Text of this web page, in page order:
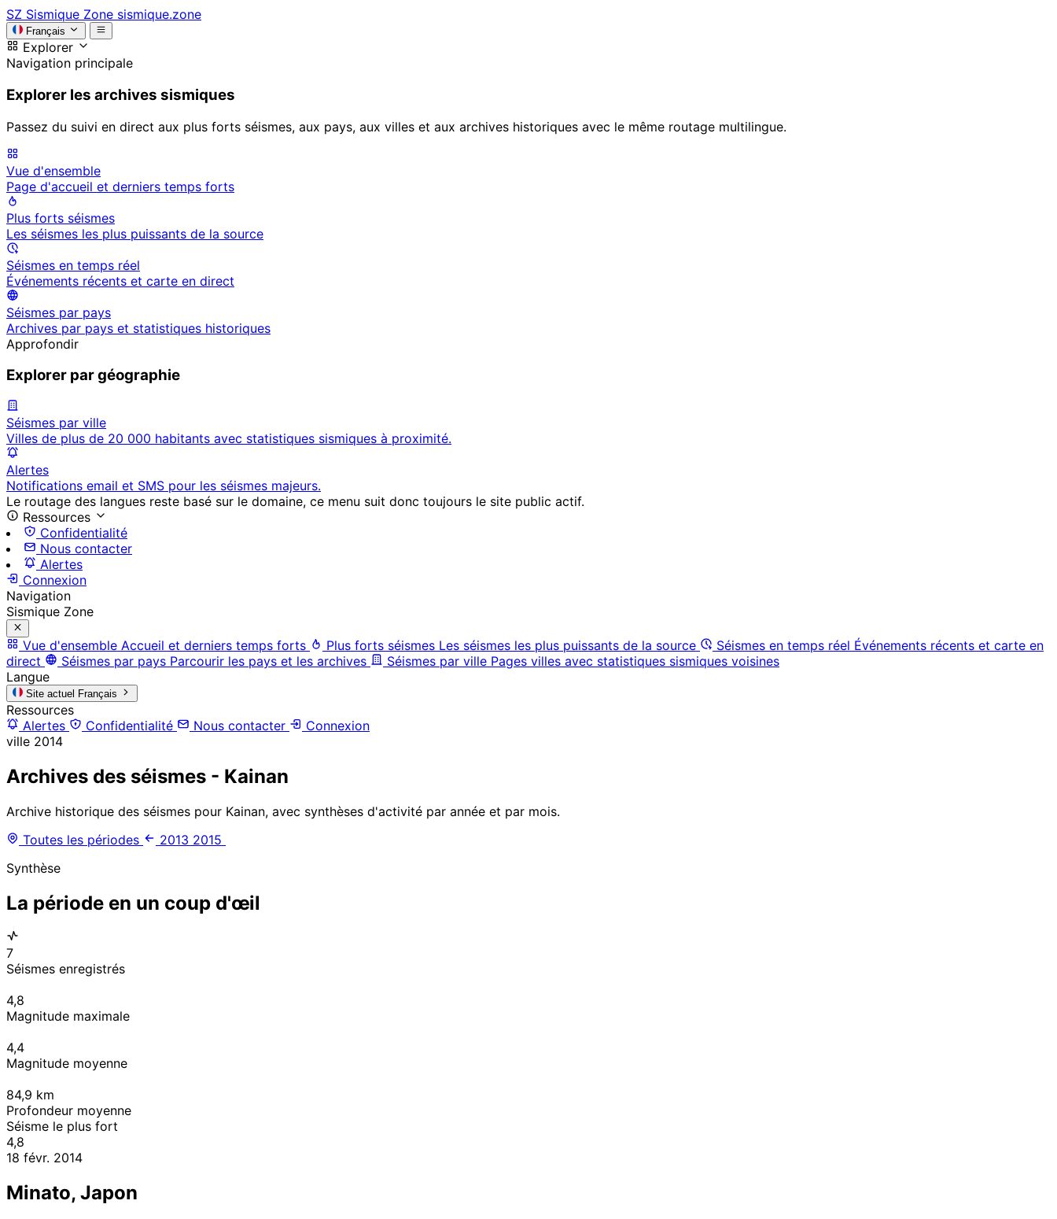
SZ Sismique Zone sismique.zone
Français
Explorer
Navigation principale
Explorer les archives sismiques
Passez du suivi en direct aux plus forts séismes, aux pays, aux villes et aux archives historiques avec le même routage multilingue.
Vue d'ensemble
Page d'accueil et derniers temps forts
Plus forts séismes
Les séismes les plus puissants de la source
Séismes en temps réel
Événements récents et carte en direct
Séismes par pays
Archives par pays et statistiques historiques
Approfondir
Explorer par géographie
Séismes par ville
Villes de plus de 20 000 habitants avec statistiques sismiques à proximité.
Alertes
Notifications email et SMS pour les séismes majeurs.
Le routage des langues reste basé sur le domaine, ce menu suit donc toujours le site public actif.
Ressources
Confidentialité
Nous contacter
Alertes
Connexion
Navigation
Sismique Zone
Vue d'ensemble Accueil et derniers temps forts Plus forts séismes Les séismes les plus puissants de la source Séismes en temps réel Événements récents et carte en
direct
Séismes par pays Parcourir les pays et les archives Séismes par ville Pages villes avec statistiques sismiques voisines
Langue
Site actuel Français
Ressources
Alertes
Confidentialité Nous contacter
Connexion
ville 2014
Archives des séismes - Kainan
Archive historique des séismes pour Kainan, avec synthèses d'activité par année et par mois.
Toutes les périodes
2013 2015
Synthèse
La période en un coup d'œil
7
Séismes enregistrés
4,8
Magnitude maximale
4,4
Magnitude moyenne
84,9 km
Profondeur moyenne
Séisme le plus fort
4,8
18 févr. 2014
Minato, Japon